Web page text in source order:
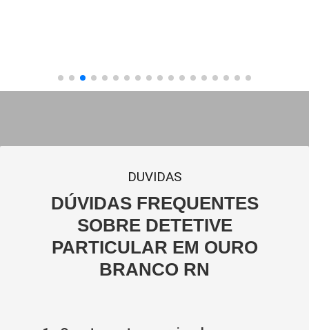
DUVIDAS
DÚVIDAS FREQUENTES
SOBRE DETETIVE
PARTICULAR EM OURO
BRANCO RN